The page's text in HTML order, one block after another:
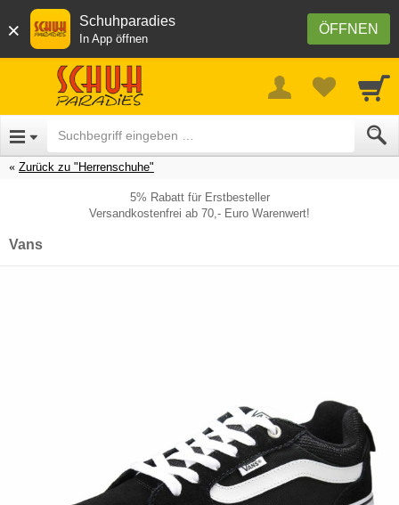
× ÖFFNEN
Schuhparadies
In App öffnen
Zurück zu "Herrenschuhe"
5% Rabatt für Erstbesteller
Versandkostenfrei ab 70,- Euro Warenwert!
Vans